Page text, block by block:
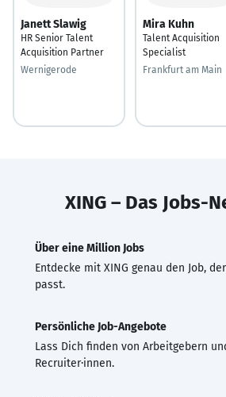
Janett Slawig
HR Senior Talent
Acquisition Partner
Wernigerode
Mira Kuhn
Talent Acquisition
Specialist
Frankfurt am Main
XING – Das Jobs-
Über eine Million Jobs
Entdecke mit XING genau den Job,
passt.
Persönliche Job-Angebote
Lass Dich finden von Arbeitgebern
Recruiter·innen.